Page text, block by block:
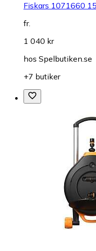
Fiskars 1071660
fr.
1 040 kr
hos Spelbutiken.se
+7 butiker